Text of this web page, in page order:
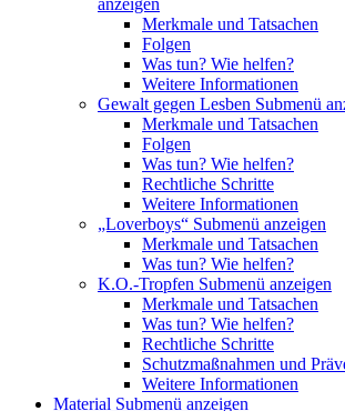
anzeigen
Merkmale und Tatsachen
Folgen
Was tun? Wie helfen?
Weitere Informationen
Gewalt gegen Lesben Submenü
Merkmale und Tatsachen
Folgen
Was tun? Wie helfen?
Rechtliche Schritte
Weitere Informationen
„Loverboys“ Submenü anzeigen
Merkmale und Tatsachen
Was tun? Wie helfen?
K.O.-Tropfen Submenü anzeigen
Merkmale und Tatsachen
Was tun? Wie helfen?
Rechtliche Schritte
Schutzmaßnahmen und
Weitere Informationen
Material Submenü anzeigen